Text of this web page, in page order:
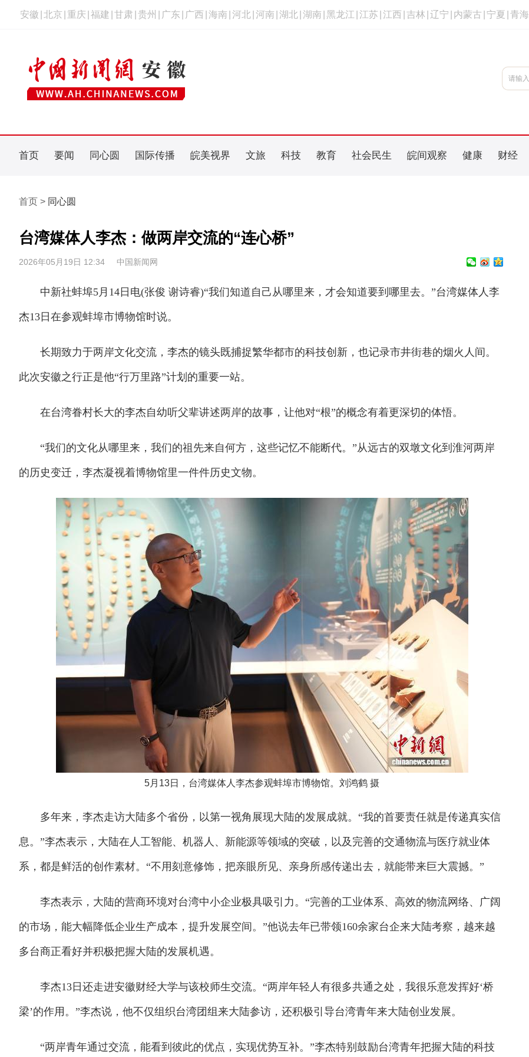
安徽 北京 重庆 福建 甘肃 贵州 广东 广西 海南 河北 河南 湖北 湖南 黑龙江 江苏 江西 吉林 辽宁 内蒙古 宁夏 青海
首页 要闻 同心圆 国际传播 皖美视界 文旅 科技 教育 社会民生 皖间观察 健康 财经
首页 > 同心圆
台湾媒体人李杰：做两岸交流的“连心桥”
2026年05月19日 12:34 中国新闻网
中新社蚌埠5月14日电(张俊 谢诗睿)“我们知道自己从哪里来，才会知道要到哪里去。”台湾媒体人李
杰13日在参观蚌埠市博物馆时说。
长期致力于两岸文化交流，李杰的镜头既捕捉繁华都市的科技创新，也记录市井街巷的烟火人间。
此次安徽之行正是他“行万里路”计划的重要一站。
在台湾眷村长大的李杰自幼听父辈讲述两岸的故事，让他对“根”的概念有着更深切的体悟。
“我们的文化从哪里来，我们的祖先来自何方，这些记忆不能断代。”从远古的双墩文化到淮河两岸
的历史变迁，李杰凝视着博物馆里一件件历史文物。
5月13日，台湾媒体人李杰参观蚌埠市博物馆。刘鸿鹤 摄
多年来，李杰走访大陆多个省份，以第一视角展现大陆的发展成就。“我的首要责任就是传递真实信
息。”李杰表示，大陆在人工智能、机器人、新能源等领域的突破，以及完善的交通物流与医疗就业体
系，都是鲜活的创作素材。“不用刻意修饰，把亲眼所见、亲身所感传递出去，就能带来巨大震撼。”
李杰表示，大陆的营商环境对台湾中小企业极具吸引力。“完善的工业体系、高效的物流网络、广阔
的市场，能大幅降低企业生产成本，提升发展空间。”他说去年已带领160余家台企来大陆考察，越来越
多台商正看好并积极把握大陆的发展机遇。
李杰13日还走进安徽财经大学与该校师生交流。“两岸年轻人有很多共通之处，我很乐意发挥好‘桥
梁’的作用。”李杰说，他不仅组织台湾团组来大陆参访，还积极引导台湾青年来大陆创业发展。
“两岸青年通过交流，能看到彼此的优点，实现优势互补。”李杰特别鼓励台湾青年把握大陆的科技